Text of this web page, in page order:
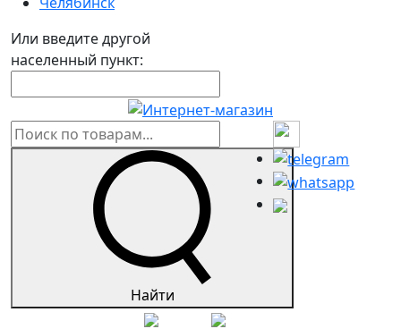
Или введите другой
населенный пункт:
Найти